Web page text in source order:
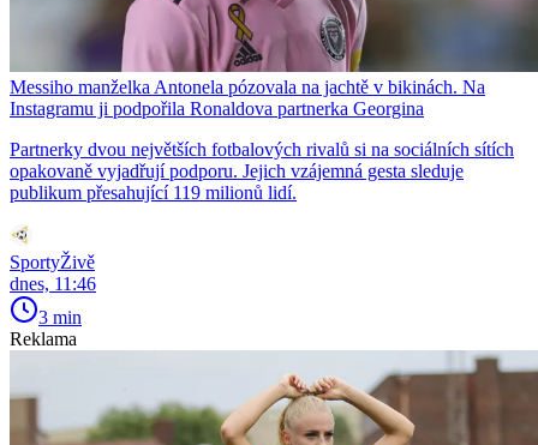
Messiho manželka Antonela pózovala na jachtě v bikinách. Na
Instagramu ji podpořila Ronaldova partnerka Georgina
Partnerky dvou největších fotbalových rivalů si na sociálních sítích
opakovaně vyjadřují podporu. Jejich vzájemná gesta sleduje
publikum přesahující 119 milionů lidí.
SportyŽivě
dnes, 11:46
3 min
Reklama